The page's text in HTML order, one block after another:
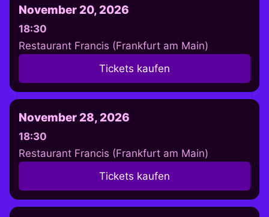
November 20, 2026
18:30
Restaurant Francis (Frankfurt am Main)
Tickets kaufen
November 28, 2026
18:30
Restaurant Francis (Frankfurt am Main)
Tickets kaufen